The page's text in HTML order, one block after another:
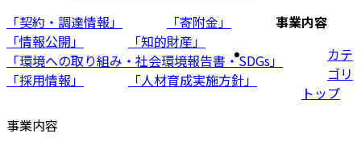
「契約・調達情報」
「寄附金」
「情報公開」
「知的財産」
「環境への取り組み・社会環境報告書・SDGs」
「採用情報」
「人材育成実施方針」
事業内容
カテ
ゴリ
トップ
事業内容